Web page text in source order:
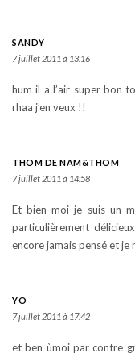
SANDY
7 juillet 2011 à 13:16
hum il a l’air super bon
rhaa j’en veux !!
THOM DE NAM&THOM
7 juillet 2011 à 14:58
Et bien moi je suis un
particulièrement
encore jamais pensé et je
YO
7 juillet 2011 à 17:42
et ben ùmoi par contre